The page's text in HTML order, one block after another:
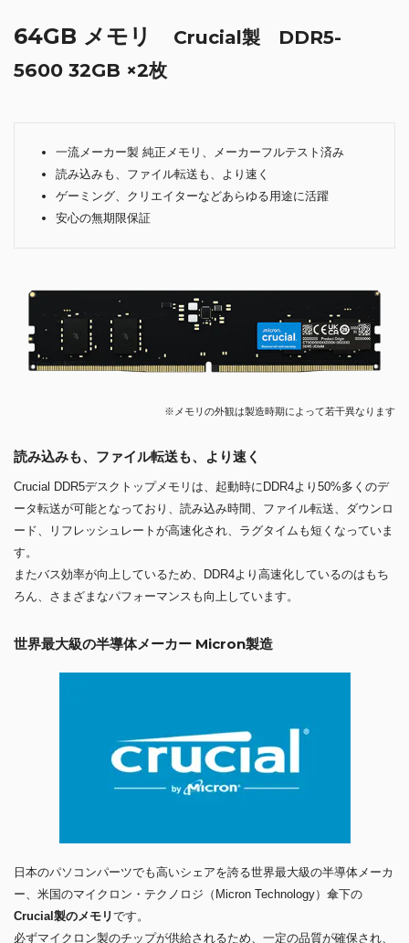
64GB メモリ
Crucial製 DDR5-
5600 32GB ×2枚
一流メーカー製 純正メモリ、メーカーフルテスト済み
読み込みも、ファイル転送も、より速く
ゲーミング、クリエイターなどあらゆる用途に活躍
安心の無期限保証
※メモリの外観は製造時期によって若干異なります
読み込みも、ファイル転送も、より速く
Crucial DDR5デスクトップメモリは、起動時にDDR4より50%多くのデ
ータ転送が可能となっており、読み込み時間、ファイル転送、ダウンロ
ード、リフレッシュレートが高速化され、ラグタイムも短くなっていま
す。
またバス効率が向上しているため、DDR4より高速化しているのはもち
ろん、さまざまなパフォーマンスも向上しています。
世界最大級の半導体メーカー Micron製造
日本のパソコンパーツでも高いシェアを誇る世界最大級の半導体メーカ
ー、米国のマイクロン・テクノロジ（Micron Technology）傘下の
Crucial製のメモリです。
必ずマイクロン製のチップが供給されるため、一定の品質が確保され、